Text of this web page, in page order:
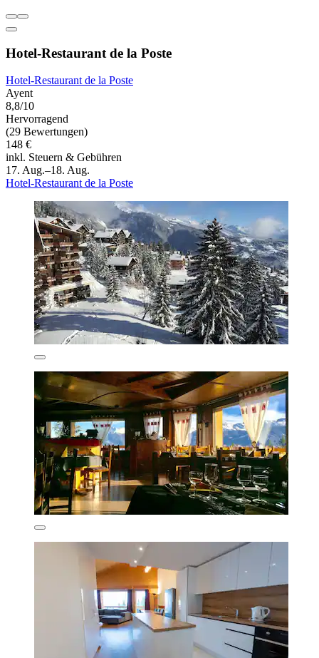
Hotel-Restaurant de la Poste
Hotel-Restaurant de la Poste
Ayent
8,8/10
Hervorragend
(29 Bewertungen)
148 €
inkl. Steuern & Gebühren
17. Aug.–18. Aug.
Hotel-Restaurant de la Poste